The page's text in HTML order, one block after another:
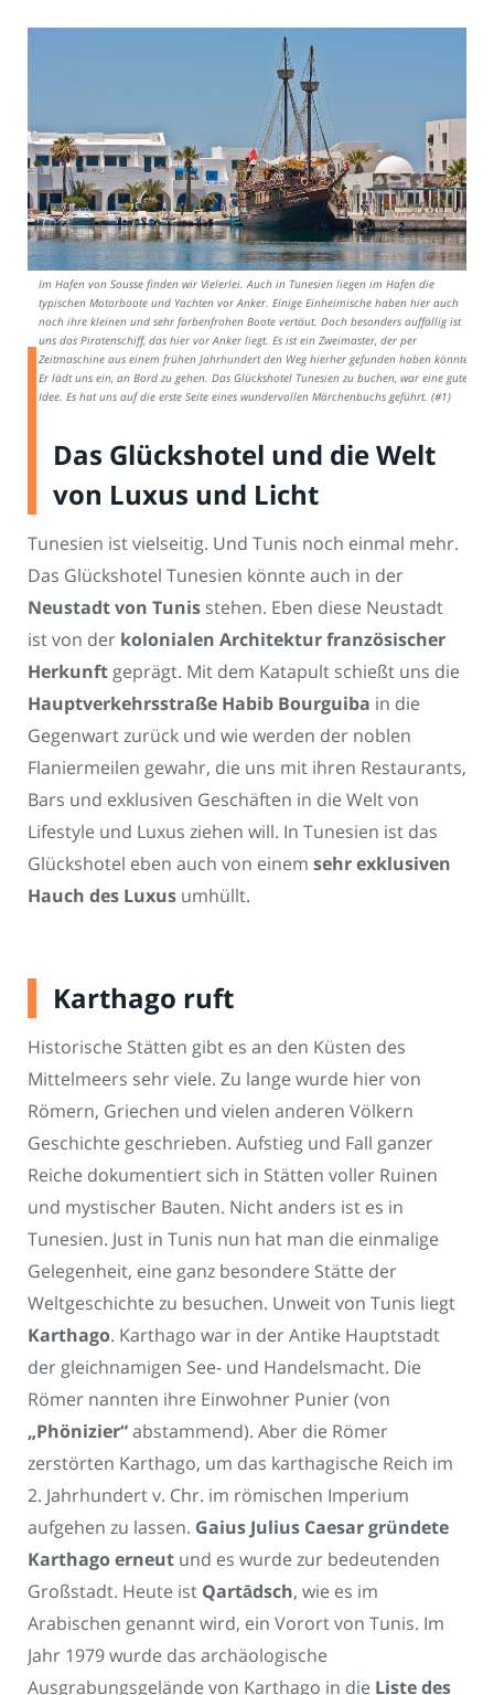
Im Hafen von Sousse finden wir Vielerlei. Auch in Tunesien liegen im Hafen die
typischen Motorboote und Yachten vor Anker. Einige Einheimische haben hier auch
noch ihre kleinen und sehr farbenfrohen Boote vertäut. Doch besonders auffällig ist
uns das Piratenschiff, das hier vor Anker liegt. Es ist ein Zweimaster, der per
Zeitmaschine aus einem frühen Jahrhundert den Weg hierher gefunden haben könnte.
Er lädt uns ein, an Bord zu gehen. Das Glückshotel Tunesien zu buchen, war eine gute
Idee. Es hat uns auf die erste Seite eines wundervollen Märchenbuchs geführt. (#1)
Das Glückshotel und die Welt
von Luxus und Licht
Tunesien ist vielseitig. Und Tunis noch einmal mehr.
Das Glückshotel Tunesien könnte auch in der
Neustadt von Tunis stehen. Eben diese Neustadt
ist von der kolonialen Architektur französischer
Herkunft geprägt. Mit dem Katapult schießt uns die
Hauptverkehrsstraße Habib Bourguiba in die
Gegenwart zurück und wie werden der noblen
Flaniermeilen gewahr, die uns mit ihren Restaurants,
Bars und exklusiven Geschäften in die Welt von
Lifestyle und Luxus ziehen will. In Tunesien ist das
Glückshotel eben auch von einem sehr exklusiven
Hauch des Luxus umhüllt.
Karthago ruft
Historische Stätten gibt es an den Küsten des
Mittelmeers sehr viele. Zu lange wurde hier von
Römern, Griechen und vielen anderen Völkern
Geschichte geschrieben. Aufstieg und Fall ganzer
Reiche dokumentiert sich in Stätten voller Ruinen
und mystischer Bauten. Nicht anders ist es in
Tunesien. Just in Tunis nun hat man die einmalige
Gelegenheit, eine ganz besondere Stätte der
Weltgeschichte zu besuchen. Unweit von Tunis liegt
Karthago. Karthago war in der Antike Hauptstadt
der gleichnamigen See- und Handelsmacht. Die
Römer nannten ihre Einwohner Punier (von
„Phönizier“abstammend). Aber die Römer
zerstörten Karthago, um das karthagische Reich im
2. Jahrhundert v. Chr. im römischen Imperium
aufgehen zu lassen. Gaius Julius Caesar gründete
Karthago erneut und es wurde zur bedeutenden
Großstadt. Heute ist Qartādsch, wie es im
Arabischen genannt wird, ein Vorort von Tunis. Im
Jahr 1979 wurde das archäologische
Ausgrabungsgelände von Karthago in die Liste des